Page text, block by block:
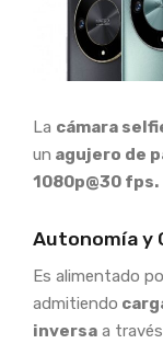
La cámara
un agujero de
1080p@30 fps.
Autonomía y
Es alimentado
admitiendo
inversa a